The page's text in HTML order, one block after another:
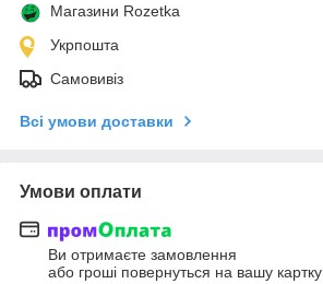
Магазини Rozetka
Укрпошта
Самовивіз
Всі умови доставки
Умови оплати
Ви отримаєте замовлення
або гроші повернуться на вашу картку